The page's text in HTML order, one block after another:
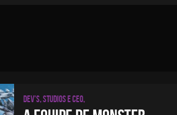
Dev's, studios e CEO,